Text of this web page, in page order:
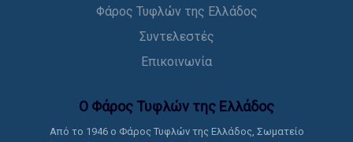
Φάρος Τυφλών της Ελλάδος
Συντελεστές
Επικοινωνία
Ο Φάρος Τυφλών της Ελλάδoς
Από το 1946 ο Φάρος Τυφλών της Ελλάδος, Σωματείο